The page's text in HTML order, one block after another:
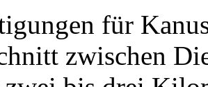
für
zwischen